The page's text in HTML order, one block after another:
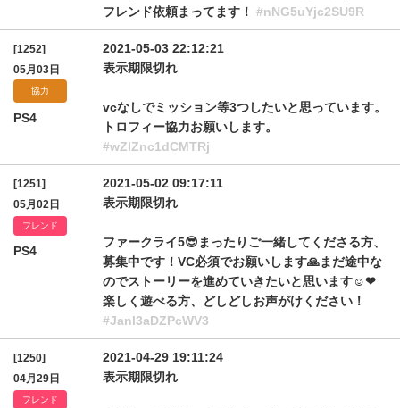
フレンド依頼まってます！ #nNG5uYjc2SU9R
[1252]
05月03日
協力
PS4
2021-05-03 22:12:21
表示期限切れ
vcなしでミッション等3つしたいと思っています。
トロフィー協力お願いします。
#wZlZnc1dCMTRj
[1251]
05月02日
フレンド
PS4
2021-05-02 09:17:11
表示期限切れ
ファークライ5😎まったりご一緒してくださる方、
募集中です！VC必須でお願いします🙏まだ途中な
のでストーリーを進めていきたいと思います☺❤
楽しく遊べる方、どしどしお声がけください！
#Janl3aDZPcWV3
[1250]
04月29日
フレンド
2021-04-29 19:11:24
表示期限切れ